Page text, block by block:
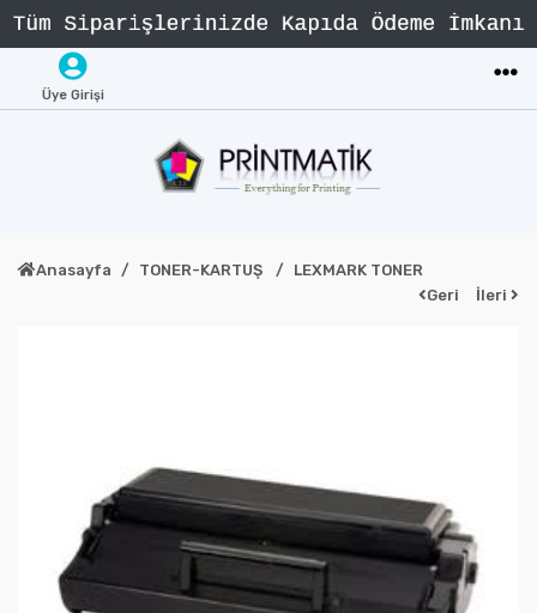
Üye Girişi
Anasayfa TONER-KARTUŞ
LEXMARK TONER
Geri
İleri